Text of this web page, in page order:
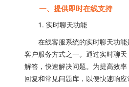
一、提供即时在线支持
1. 实时聊天功能
在线客服系统的实时聊天功能
客户服务方式之一。通过实时聊
解答，快速解决问题。为提高效
回复和常见问题库，以便快速响应